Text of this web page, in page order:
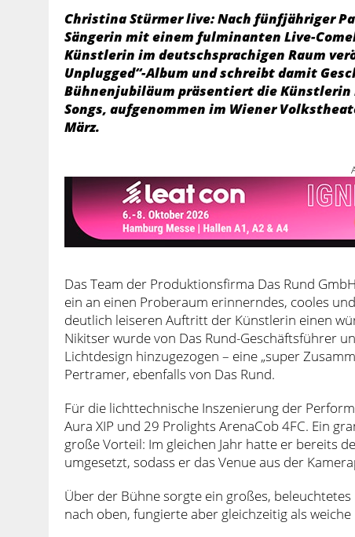
Christina Stürmer live: Nach fünfjähriger
Sängerin mit einem fulminanten Live-
Künstlerin im deutschsprachigen Raum
Unplugged“-Album und schreibt damit
Bühnenjubiläum präsentiert die
Songs, aufgenommen im Wiener
März.
Das Team der Produktionsfirma Das Rund
ein an einen Proberaum erinnerndes, cooles
deutlich leiseren Auftritt der Künstlerin einen
Nikitser wurde von Das Rund-Geschäftsführer
Lichtdesign hinzugezogen – eine „super
Pertramer, ebenfalls von Das Rund.
Für die lichttechnische Inszenierung der
Aura XIP und 29 Prolights ArenaCob 4FC. Ein
große Vorteil: Im gleichen Jahr hatte er bereits
umgesetzt, sodass er das Venue aus der
Über der Bühne sorgte ein großes,
nach oben, fungierte aber gleichzeitig als